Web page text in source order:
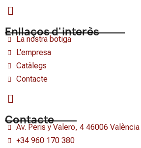
Enllaços d'interès
La nostra botiga
L'empresa
Catàlegs
Contacte
Contacte
Av. Peris y Valero, 4 46006 València
+34 960 170 380